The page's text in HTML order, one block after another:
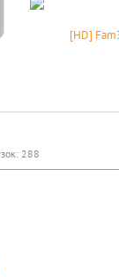
[HD]
: 288